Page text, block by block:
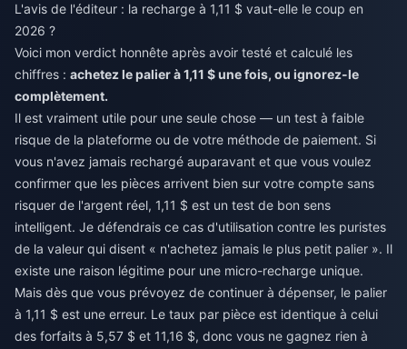
L'avis de l'éditeur : la recharge à 1,11 $ vaut-elle le coup en
2026 ?
Voici mon verdict honnête après avoir testé et calculé les
chiffres : achetez le palier à 1,11 $ une fois, ou ignorez-le
complètement.
Il est vraiment utile pour une seule chose — un test à faible
risque de la plateforme ou de votre méthode de paiement. Si
vous n'avez jamais rechargé auparavant et que vous voulez
confirmer que les pièces arrivent bien sur votre compte sans
risquer de l'argent réel, 1,11 $ est un test de bon sens
intelligent. Je défendrais ce cas d'utilisation contre les puristes
de la valeur qui disent « n'achetez jamais le plus petit palier ». Il
existe une raison légitime pour une micro-recharge unique.
Mais dès que vous prévoyez de continuer à dépenser, le palier
à 1,11 $ est une erreur. Le taux par pièce est identique à celui
des forfaits à 5,57 $ et 11,16 $, donc vous ne gagnez rien à